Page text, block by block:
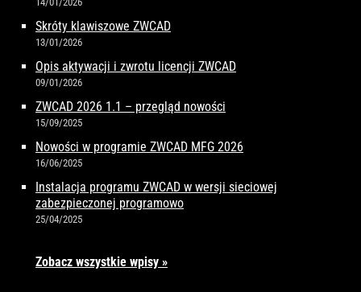
Skróty klawiszowe ZWCAD
13/01/2026
Opis aktywacji i zwrotu licencji ZWCAD
09/01/2026
ZWCAD 2026 1.1 – przegląd nowości
15/09/2025
Nowości w programie ZWCAD MFG 2026
16/06/2025
Instalacja programu ZWCAD w wersji sieciowej
zabezpieczonej programowo
25/04/2025
Zobacz wszystkie wpisy »